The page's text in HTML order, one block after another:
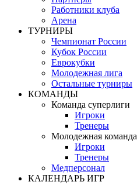
Работники клуба
Арена
ТУРНИРЫ
Чемпионат России
Кубок России
Еврокубки
Молодежная лига
Остальные турниры
КОМАНДЫ
Команда суперлиги
Игроки
Тренеры
Молодежная команда
Игроки
Тренеры
Медперсонал
КАЛЕНДАРЬ ИГР